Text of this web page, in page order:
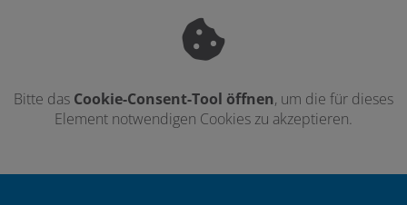
Bitte das Cookie-Consent-Tool öffnen, um die für dieses
Element notwendigen Cookies zu akzeptieren.